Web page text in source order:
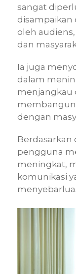
sangat
disampaikan
oleh
dan
Ia juga
dalam
menjangkau
membangun
dengan
Berdasarkan
pengguna
meningkat,
komunikasi